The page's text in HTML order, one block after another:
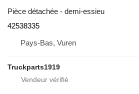
Pièce détachée - demi-essieu
42538335
Pays-Bas, Vuren
Truckparts1919